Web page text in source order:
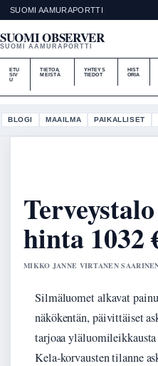
SUOMI AAMURAPORTTI
SUOMI OBSERVER
SUOMI AAMURAPORTTI
ETU
SIV
U
TIETOA
MEISTÄ
YHTEYS
TIEDOT
HIST
ORIA
BLOGI MAAILMA PAIKALLISET
hinta 1032
MIKKO JANNE VIRTANEN
Silmäluomet alkavat
näkökentän, päivittäiset
tarjoaa
Kela-korvausten tilanne